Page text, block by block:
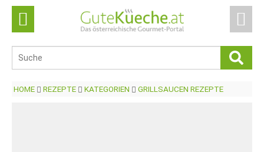
HOME REZEPTE KATEGORIEN GRILLSAUCEN REZEPTE